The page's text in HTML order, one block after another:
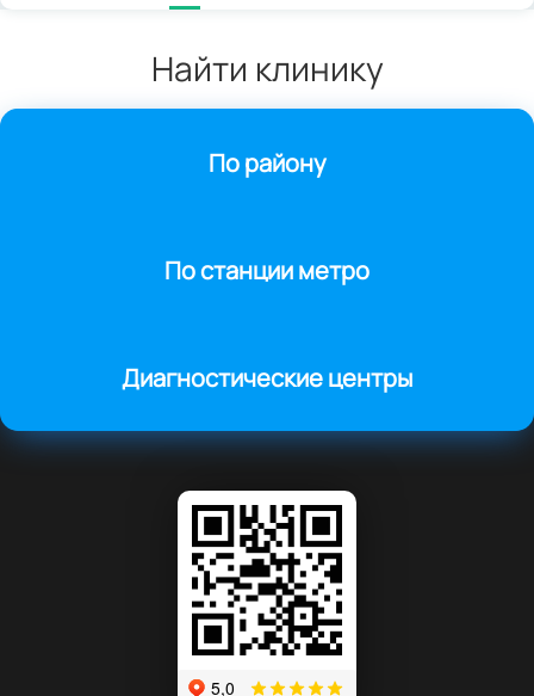
Найти клинику
По району
По станции метро
Диагностические центры